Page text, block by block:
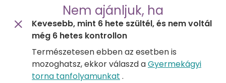
Nem ajánljuk, ha
Kevesebb, mint 6 hete szültél, és nem voltál
még 6 hetes kontrollon
Természetesen ebben az esetben is
mozoghatsz, ekkor válaszd aGyermekágyi
torna tanfolyamunkat .